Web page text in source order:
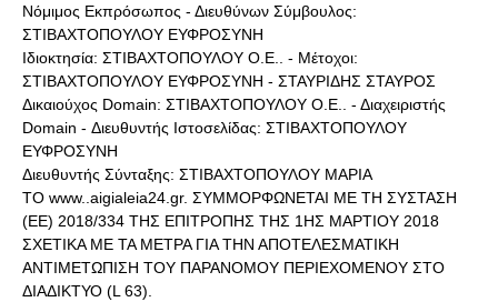
Νόμιμος Εκπρόσωπος - Διευθύνων Σύμβουλος:
ΣΤΙΒΑΧΤΟΠΟΥΛΟΥ ΕΥΦΡΟΣΥΝΗ
Ιδιοκτησία: ΣΤΙΒΑΧΤΟΠΟΥΛΟΥ Ο.Ε.. - Μέτοχοι:
ΣΤΙΒΑΧΤΟΠΟΥΛΟΥ ΕΥΦΡΟΣΥΝΗ - ΣΤΑΥΡΙΔΗΣ ΣΤΑΥΡΟΣ
Δικαιούχος Domain: ΣΤΙΒΑΧΤΟΠΟΥΛΟΥ Ο.Ε.. - Διαχειριστής
Domain - Διευθυντής Ιστοσελίδας: ΣΤΙΒΑΧΤΟΠΟΥΛΟΥ
ΕΥΦΡΟΣΥΝΗ
Διευθυντής Σύνταξης: ΣΤΙΒΑΧΤΟΠΟΥΛΟΥ ΜΑΡΙΑ
ΤΟ www..aigialeia24.gr. ΣΥΜΜΟΡΦΩΝΕΤΑΙ ΜΕ ΤΗ ΣΥΣΤΑΣΗ
(ΕΕ) 2018/334 ΤΗΣ ΕΠΙΤΡΟΠΗΣ ΤΗΣ 1ΗΣ ΜΑΡΤΙΟΥ 2018
ΣΧΕΤΙΚΑ ΜΕ ΤΑ ΜΕΤΡΑ ΓΙΑ ΤΗΝ ΑΠΟΤΕΛΕΣΜΑΤΙΚΗ
ΑΝΤΙΜΕΤΩΠΙΣΗ ΤΟΥ ΠΑΡΑΝΟΜΟΥ ΠΕΡΙΕΧΟΜΕΝΟΥ ΣΤΟ
ΔΙΑΔΙΚΤΥΟ (L 63).